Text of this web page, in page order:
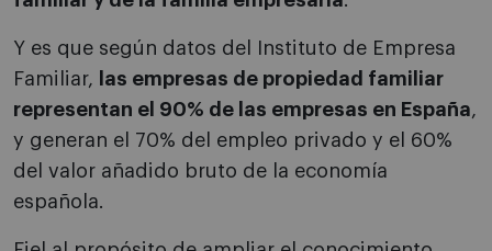
Y es que según datos del Instituto de Empresa
Familiar,
las empresas de propiedad familiar
representan el 90% de las empresas en España,
y generan el 70% del empleo privado y el 60%
del valor añadido bruto de la economía
española.